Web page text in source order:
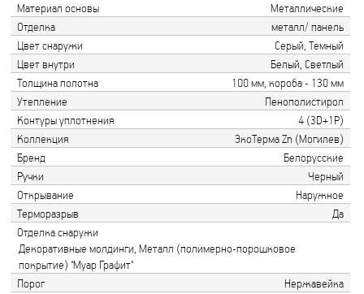
Материал основы
Металлические
Отделка
металл/ панель
Цвет снаружи
Серый, Темный
Цвет внутри
Белый, Светлый
Толщина полотна
100 мм, короба - 130 мм
Утепление
Пенополистирол
Контуры уплотнения
4 (3D+1P)
Коллекция
ЭкоТерма Zn (Могилев)
Бренд
Белорусские
Ручки
Черный
Открывание
Наружное
Терморазрыв
Да
Отделка снаружи
Декоративные молдинги, Металл (полимерно-порошковое
покрытие) "Муар Графит"
Порог
Нержавейка